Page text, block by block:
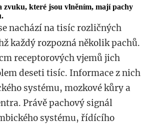
zvuku, které jsou vlněním, mají pachy
nachází na tisíc rozličných
každý rozpozná několik pachů.
receptorových vjemů jich
deseti tisíc. Informace z nich
systému, mozkové kůry a
Právě pachový signál
systému, řídícího